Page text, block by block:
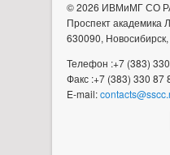
© 2026 ИВМиМГ СО
Проспект академика
630090,
Телефон :+7 (383)
Факс :+7 (383) 330 87
E-mail: